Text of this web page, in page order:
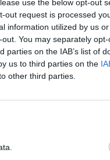
use the below opt-out
out request is processed
information utilized by us
You may separately
on the IAB’s list of
us to third parties on the
other third parties.
Visi įrašai
jaudinančią